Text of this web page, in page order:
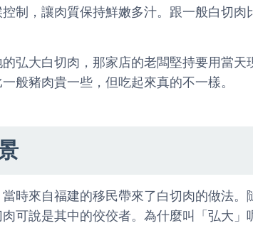
制，讓肉質保持鮮嫩多汁。跟一般白切肉
弘大白切肉，那家店的老闆堅持要用當天
般豬肉貴一些，但吃起來真的不一樣。
時來自福建的移民帶來了白切肉的做法。
可說是其中的佼佼者。為什麼叫「弘大」